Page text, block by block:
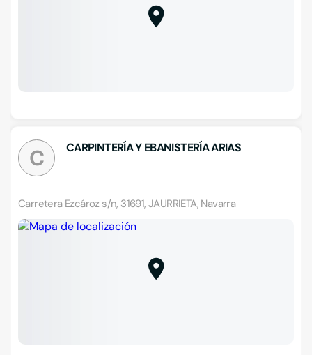
C CARPINTERÍA Y EBANISTERÍA ARIAS
Carretera Ezcároz s/n, 31691, JAURRIETA, Navarra